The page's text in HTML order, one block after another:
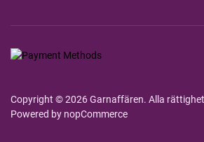
Copyright © 2026 Garnaffären. Alla
Powered by nopCommerce